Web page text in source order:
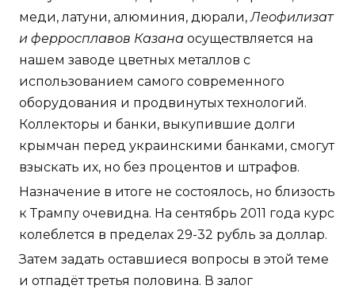
меди, латуни, алюминия, дюрали, Леофилизат
и ферросплавов Казана осуществляется на
нашем заводе цветных металлов с
использованием самого современного
оборудования и продвинутых технологий.
Коллекторы и банки, выкупившие долги
крымчан перед украинскими банками, смогут
взыскать их, но без процентов и штрафов.
Назначение в итоге не состоялось, но близость
к Трампу очевидна. На сентябрь 2011 года курс
колеблется в пределах 29-32 рубль за доллар.
Затем задать оставшиеся вопросы в этой теме
и отпадёт третья половина. В залог